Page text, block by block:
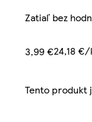
Zatiaľ bez
3,99 €24,18
Tento produkt